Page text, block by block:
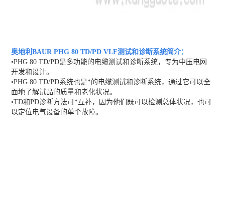
奥地利BAUR PHG 80 TD/PD VLF测试和诊断系统简介：
•PHG 80 TD/PD是多功能的电缆测试和诊断系统，专为中压电网
开发和设计。
•PHG 80 TD/PD系统也是*的电缆测试和诊断系统，通过它可以全
面地了解试品的质量和老化状况。
•TD和PD诊断方法可*互补，因为他们既可以检测总体状况，也可
以定位电气设备的单个故障。